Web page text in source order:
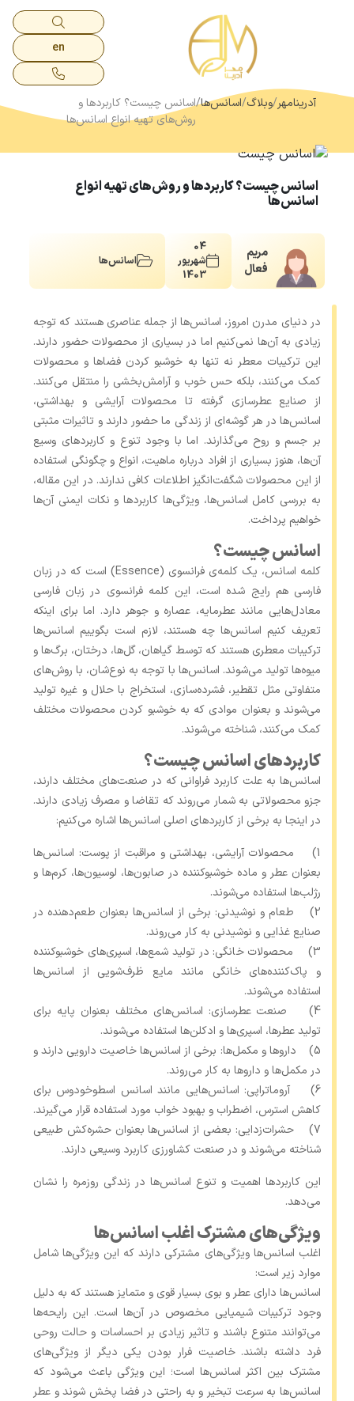
en
آدرینامهر وبلاگ اسانس‌ها اسانس چیست؟ کاربردها و
روش‌های تهیه انواع اسانس‌ها
اسانس چیست؟ کاربردها و روش‌های تهیه انواع
اسانس‌ها
مریم
فعال
04
شهریور
1403
اسانس‌ها
در دنیای مدرن امروز، اسانس‌ها از جمله عناصری هستند که توجه
زیادی به آن‌ها نمی‌کنیم اما در بسیاری از محصولات حضور دارند.
این ترکیبات معطر نه تنها به خوشبو کردن فضاها و محصولات
کمک می‌کنند، بلکه حس خوب و آرامش‌بخشی را منتقل می‌کنند.
از صنایع عطرسازی گرفته تا محصولات آرایشی و بهداشتی،
اسانس‌ها در هر گوشه‌ای از زندگی ما حضور دارند و تاثیرات مثبتی
بر جسم و روح می‌گذارند. اما با وجود تنوع و کاربردهای وسیع
آن‌ها، هنوز بسیاری از افراد درباره ماهیت، انواع و چگونگی استفاده
از این محصولات شگفت‌انگیز اطلاعات کافی ندارند. در این مقاله،
به بررسی کامل اسانس‌ها، ویژگی‌ها کاربردها و نکات ایمنی آن‌ها
خواهیم پرداخت.
اسانس چیست؟
کلمه‌ اسانس، یک کلمه‌ی فرانسوی (Essence) است که در زبان
فارسی هم رایج شده است، این کلمه فرانسوی در زبان فارسی
معادل‌هایی مانند عطرمایه، عصاره و جوهر دارد. اما برای اینکه
تعریف کنیم اسانس‌ها چه هستند، لازم است بگوییم اسانس‌ها
ترکیبات معطری هستند که توسط گیاهان، گل‌ها، درختان، برگ‌ها و
میوه‌ها تولید می‌شوند. اسانس‌ها با توجه به نوع‌شان، با روش‌های
متفاوتی مثل تقطیر، فشرده‌سازی، استخراج با حلال و غیره تولید
می‌شوند و بعنوان موادی که به خوشبو کردن محصولات مختلف
کمک می‌کنند، شناخته می‌شوند.
کاربردهای اسانس چیست؟
اسانس‌ها به علت کاربرد فراوانی که در صنعت‌های مختلف دارند،
جزو محصولاتی به شمار می‌روند که تقاضا و مصرف زیادی دارند.
در اینجا به برخی از کاربردهای اصلی اسانس‌ها اشاره می‌کنیم:
1) محصولات آرایشی، بهداشتی و مراقبت از پوست: اسانس‌ها
بعنوان عطر و ماده خوشبوکننده در صابون‌ها، لوسیون‌ها، کرم‌ها و
رژلب‌ها استفاده می‌شوند.
2) طعام و نوشیدنی: برخی از اسانس‌ها بعنوان طعم‌دهنده در
صنایع غذایی و نوشیدنی به کار می‌روند.
3) محصولات خانگی: در تولید شمع‌ها، اسپری‌های خوشبوکننده
و پاک‌کننده‌های خانگی مانند مایع ظرف‌شویی از اسانس‌ها
استفاده می‌شوند.
4) صنعت عطرسازی: اسانس‌های مختلف بعنوان پایه برای
تولید عطرها، اسپری‌ها و ادکلن‌ها استفاده می‌شوند.
5) داروها و مکمل‌ها: برخی از اسانس‌ها خاصیت دارویی دارند و
در مکمل‌ها و داروها به کار می‌روند.
6) آروماتراپی: اسانس‌هایی مانند اسانس اسطوخودوس برای
کاهش استرس، اضطراب و بهبود خواب مورد استفاده قرار می‌گیرند.
7) حشرات‌زدایی: بعضی از اسانس‌ها بعنوان حشره‌کش طبیعی
شناخته می‌شوند و در صنعت کشاورزی کاربرد وسیعی دارند.
این کاربردها اهمیت و تنوع اسانس‌ها در زندگی روزمره را نشان
می‌دهد.
ویژگی‌های مشترک اغلب اسانس‌ها
اغلب اسانس‌ها ویژگی‌های مشترکی دارند که این ویژگی‌ها شامل
موارد زیر است:
اسانس‌ها دارای عطر و بوی بسیار قوی و متمایز هستند که به دلیل
وجود ترکیبات شیمیایی مخصوص در آن‌ها است. این رایحه‌ها
می‌توانند متنوع باشند و تاثیر زیادی بر احساسات و حالت روحی
فرد داشته باشند. خاصیت فرار بودن یکی دیگر از ویژگی‌های
مشترک بین اکثر اسانس‌ها است؛ این ویژگی باعث می‌شود که
اسانس‌ها به سرعت تبخیر و به راحتی در فضا پخش شوند و عطر